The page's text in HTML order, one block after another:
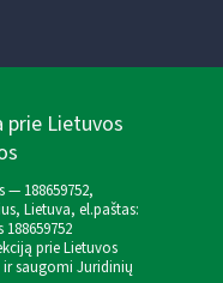
prie Lietuvos
188659752,
Lietuva, el.paštas:
prie Lietuvos
saugomi Juridinių